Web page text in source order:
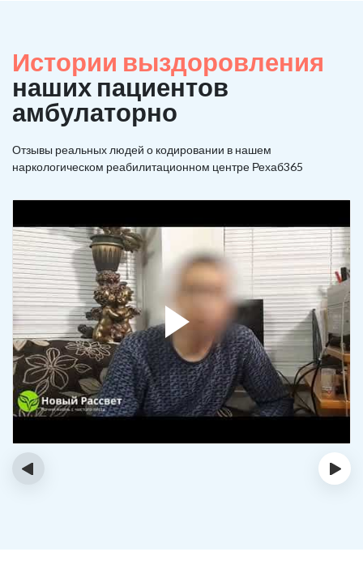
Истории выздоровления
наших пациентов
амбулаторно
Отзывы реальных людей о кодировании в нашем
наркологическом реабилитационном центре Рехаб365
‹ ›